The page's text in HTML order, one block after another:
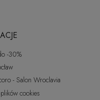
-30%
- Salon Wroclavia
cookies